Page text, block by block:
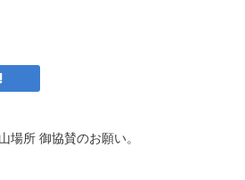
場所 御協賛のお願い。